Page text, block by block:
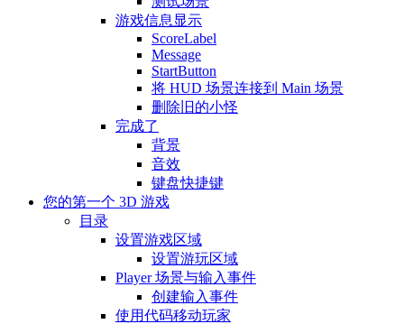
游戏信息显示
ScoreLabel
Message
StartButton
将 HUD 场景连接到 Main 场景
删除旧的小怪
完成了
背景
音效
键盘快捷键
您的第一个 3D 游戏
目录
设置游戏区域
设置游玩区域
Player 场景与输入事件
创建输入事件
使用代码移动玩家